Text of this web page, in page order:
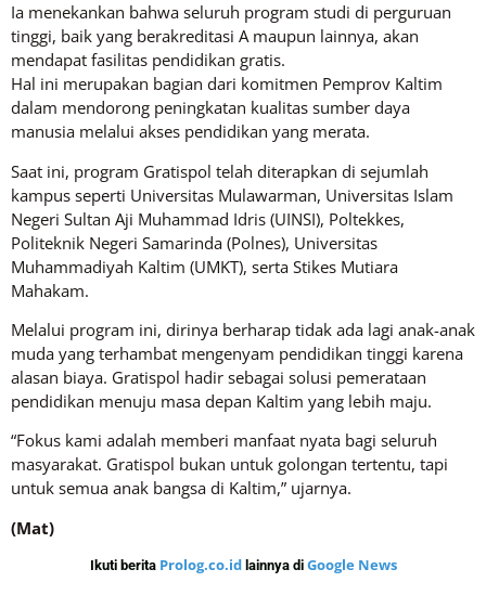
Ia menekankan bahwa seluruh program studi di perguruan
tinggi, baik yang berakreditasi A maupun lainnya, akan
mendapat fasilitas pendidikan gratis.
Hal ini merupakan bagian dari komitmen Pemprov Kaltim
dalam mendorong peningkatan kualitas sumber daya
manusia melalui akses pendidikan yang merata.
Saat ini, program Gratispol telah diterapkan di sejumlah
kampus seperti Universitas Mulawarman, Universitas Islam
Negeri Sultan Aji Muhammad Idris (UINSI), Poltekkes,
Politeknik Negeri Samarinda (Polnes), Universitas
Muhammadiyah Kaltim (UMKT), serta Stikes Mutiara
Mahakam.
Melalui program ini, dirinya berharap tidak ada lagi anak-anak
muda yang terhambat mengenyam pendidikan tinggi karena
alasan biaya. Gratispol hadir sebagai solusi pemerataan
pendidikan menuju masa depan Kaltim yang lebih maju.
“Fokus kami adalah memberi manfaat nyata bagi seluruh
masyarakat. Gratispol bukan untuk golongan tertentu, tapi
untuk semua anak bangsa di Kaltim,” ujarnya.
(Mat)
Ikuti berita Prolog.co.id lainnya di Google News